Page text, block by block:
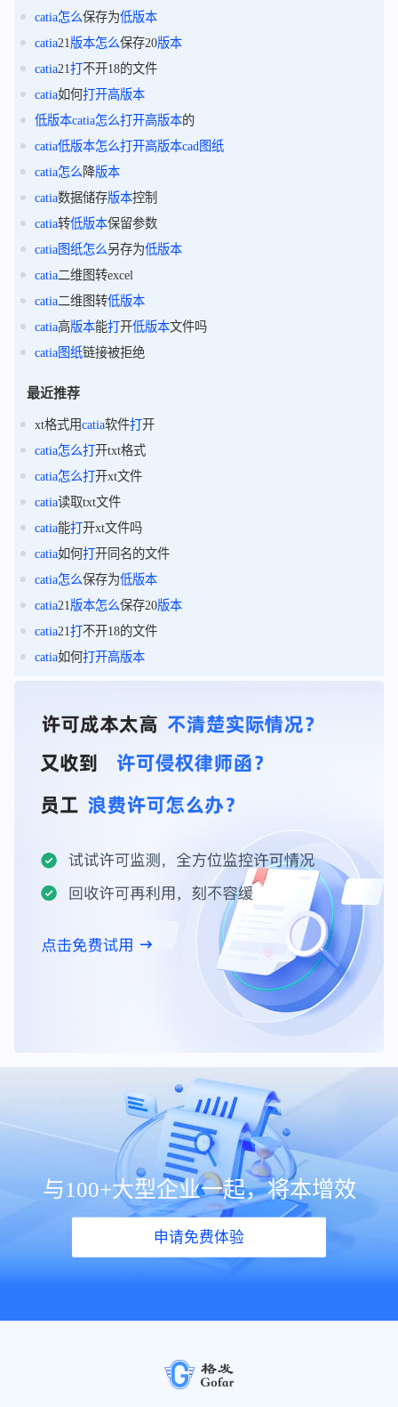
catia怎么保存为低版本
catia21版本怎么保存20版本
catia21打不开18的文件
catia如何打开高版本
低版本catia怎么打开高版本的
catia低版本怎么打开高版本cad图纸
catia怎么降版本
catia数据储存版本控制
catia转低版本保留参数
catia图纸怎么另存为低版本
catia二维图转excel
catia二维图转低版本
catia高版本能打开低版本文件吗
catia图纸链接被拒绝
最近推荐
xt格式用catia软件打开
catia怎么打开txt格式
catia怎么打开xt文件
catia读取txt文件
catia能打开xt文件吗
catia如何打开同名的文件
catia怎么保存为低版本
catia21版本怎么保存20版本
catia21打不开18的文件
catia如何打开高版本
与100+大型企业一起，将本增效
申请免费体验